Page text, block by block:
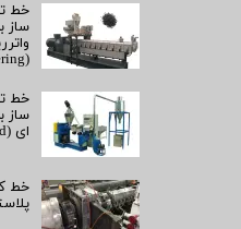
خط
ساز
(Watering)
خط
ساز
ای (Strand)
خط